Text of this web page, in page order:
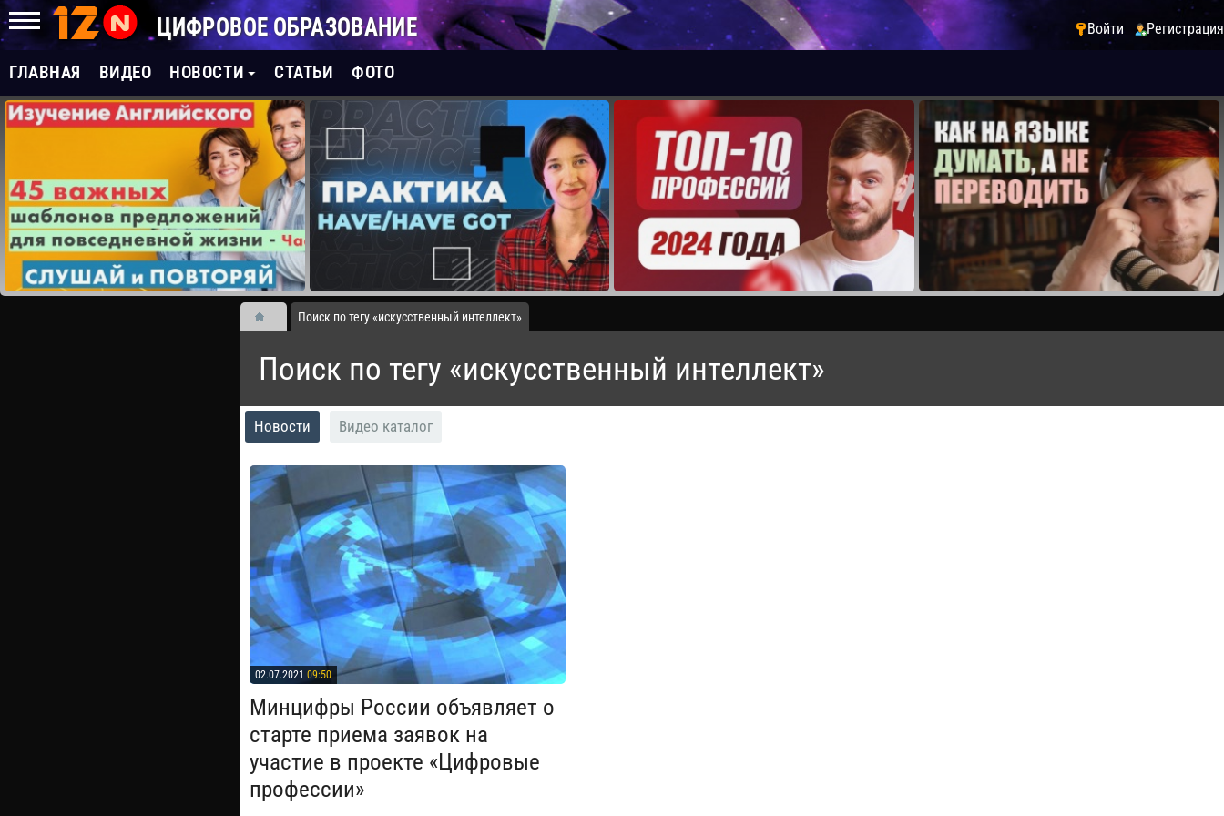
ЦИФРОВОЕ ОБРАЗОВАНИЕ Войти Регистрация
ГЛАВНАЯ ВИДЕО НОВОСТИ СТАТЬИ ФОТО
Поиск по тегу «искусственный интеллект»
Поиск по тегу «искусственный интеллект»
Новости Видео каталог
02.07.2021 09:50
Минцифры России объявляет о
старте приема заявок на
участие в проекте «Цифровые
профессии»